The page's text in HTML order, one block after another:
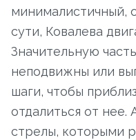
минималистичный,
сути, Ковалева
Значительную
неподвижны или
шаги, чтобы
отдалиться от нее.
стрелы, которыми